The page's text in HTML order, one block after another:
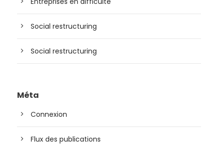
Social restructuring
Social restructuring
Méta
Connexion
Flux des publications